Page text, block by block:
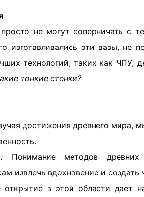
не могут соперничать с
изготавливались эти вазы, не
технологий, таких как ЧПУ,
тонкие стенки?
достижения древнего мира,
Понимание методов
извлечь вдохновение и создать
в этой области дает